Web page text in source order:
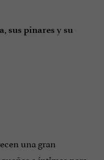
, sus pinares y su
una gran